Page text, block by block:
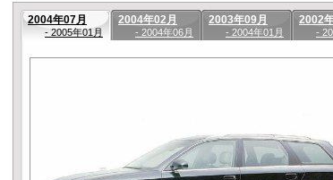
2004年07月
- 2005年01月
2004年02月
- 2004年06月
2003年09月
- 2004年01月
2002
-